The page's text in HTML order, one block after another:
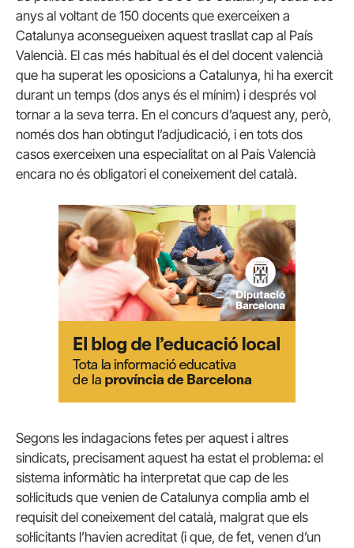
anys al voltant de 150 docents que exerceixen a
Catalunya aconsegueixen aquest trasllat cap al País
Valencià. El cas més habitual és el del docent valencià
que ha superat les oposicions a Catalunya, hi ha exercit
durant un temps (dos anys és el mínim) i després vol
tornar a la seva terra. En el concurs d’aquest any, però,
només dos han obtingut l’adjudicació, i en tots dos
casos exerceixen una especialitat on al País Valencià
encara no és obligatori el coneixement del català.
Segons les indagacions fetes per aquest i altres
sindicats, precisament aquest ha estat el problema: el
sistema informàtic ha interpretat que cap de les
sol·licituds que venien de Catalunya complia amb el
requisit del coneixement del català, malgrat que els
sol·licitants l’havien acreditat (i que, de fet, venen d’un